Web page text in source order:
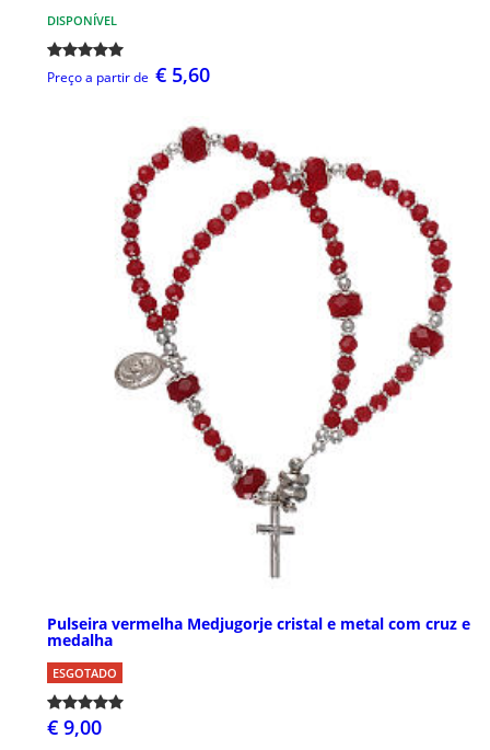
DISPONÍVEL
Preço a partir de € 5,60
Pulseira vermelha Medjugorje cristal e metal com cruz e
medalha
ESGOTADO
€ 9,00